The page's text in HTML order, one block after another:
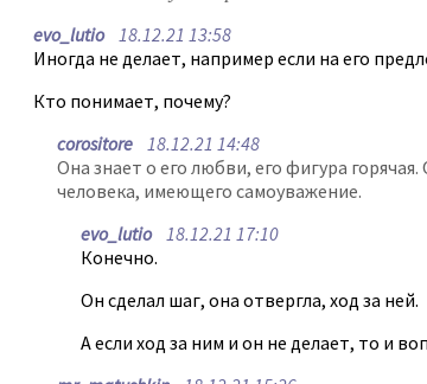
evo_lutio18.12.21 13:58
Иногда не делает, например если на его
Кто понимает, почему?
corositore 18.12.21 14:48
Она знает о его любви, его фигура
человека, имеющего самоуважение.
evo_lutio18.12.21 17:10
Конечно.
Он сделал шаг, она отвергла, ход за ней.
А если ход за ним и он не делает, то и